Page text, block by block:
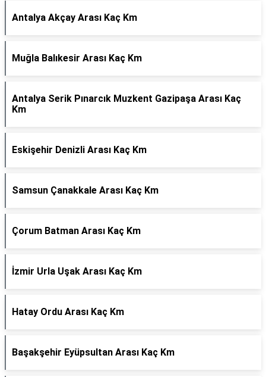
Antalya Akçay Arası Kaç Km
Muğla Balıkesir Arası Kaç Km
Antalya Serik Pınarcık Muzkent Gazipaşa Arası Kaç
Km
Eskişehir Denizli Arası Kaç Km
Samsun Çanakkale Arası Kaç Km
Çorum Batman Arası Kaç Km
İzmir Urla Uşak Arası Kaç Km
Hatay Ordu Arası Kaç Km
Başakşehir Eyüpsultan Arası Kaç Km